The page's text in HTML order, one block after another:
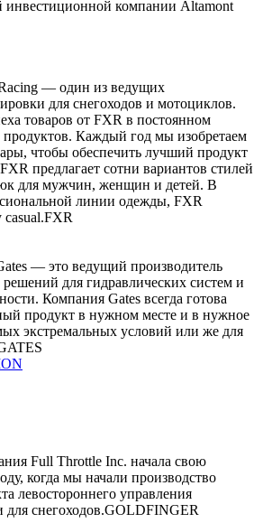
инвестиционной компании Altamont
— один из ведущих
для снегоходов и мотоциклов.
товаров от FXR в постоянном
Каждый год мы изобретаем
чтобы обеспечить лучший продукт
предлагает сотни вариантов стилей
для мужчин, женщин и детей. В
линии одежды, FXR
casual.FXR
— это ведущий производитель
для гидравлических систем и
Компания Gates всегда готова
продукт в нужном месте и в нужное
экстремальных условий или же для
Full Throttle Inc. начала свою
когда мы начали производство
левостороннего управления
для снегоходов.GOLDFINGER